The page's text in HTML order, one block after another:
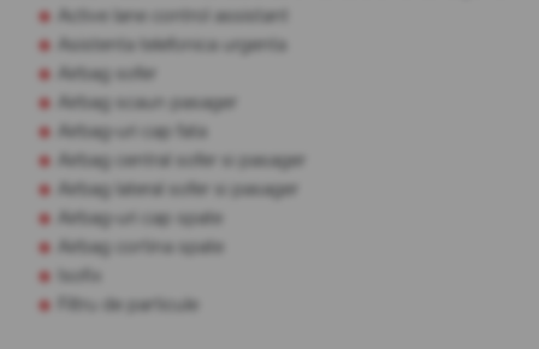
Active lane control assistant
Asistenta telefonica urgenta
Airbag sofer
Airbag scaun pasager
Airbag-uri cap fata
Airbag central sofer si pasager
Airbag lateral sofer si pasager
Airbag-uri cap spate
Airbag cortina spate
Isofix
Filtru de particule